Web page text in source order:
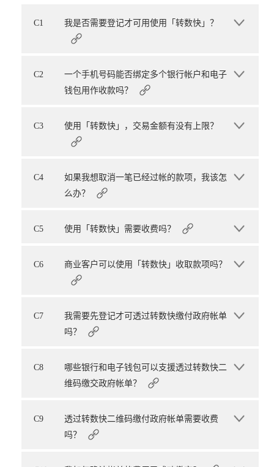
C1 我是否需要登记才可用使用「转数快」？
C2
一个手机号码能否绑定多个银行帐户和电子
钱包用作收款吗？
C3 使用「转数快」，交易金额有没有上限？
C4
如果我想取消一笔已经过帐的款项，我该怎
么办？
C5 使用「转数快」需要收费吗？
C6 商业客户可以使用「转数快」收取款项吗？
C7
我需要先登记才可透过转数快缴付政府帐单
吗？
C8
哪些银行和电子钱包可以支援透过转数快二
维码缴交政府帐单？
C9
透过转数快二维码缴付政府帐单需要收费
吗？